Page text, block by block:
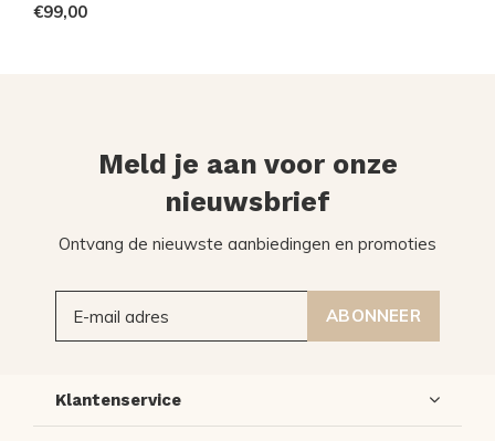
€99,00
Meld je aan voor onze
nieuwsbrief
Ontvang de nieuwste aanbiedingen en promoties
ABONNEER
Klantenservice